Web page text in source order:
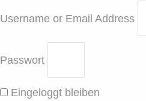
Username or Email Address
Passwort
Eingeloggt bleiben